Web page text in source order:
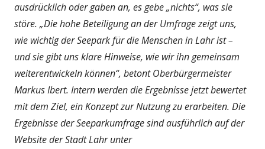
ausdrücklich oder gaben an, es gebe „nichts“, was sie
störe. „Die hohe Beteiligung an der Umfrage zeigt uns,
wie wichtig der Seepark für die Menschen in Lahr ist –
und sie gibt uns klare Hinweise, wie wir ihn gemeinsam
weiterentwickeln können“, betont Oberbürgermeister
Markus Ibert. Intern werden die Ergebnisse jetzt bewertet
mit dem Ziel, ein Konzept zur Nutzung zu erarbeiten. Die
Ergebnisse der Seeparkumfrage sind ausführlich auf der
Website der Stadt Lahr unter